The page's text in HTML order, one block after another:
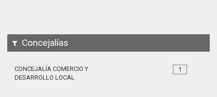
Concejalías
1
CONCEJALÍA COMERCIO Y
DESARROLLO LOCAL